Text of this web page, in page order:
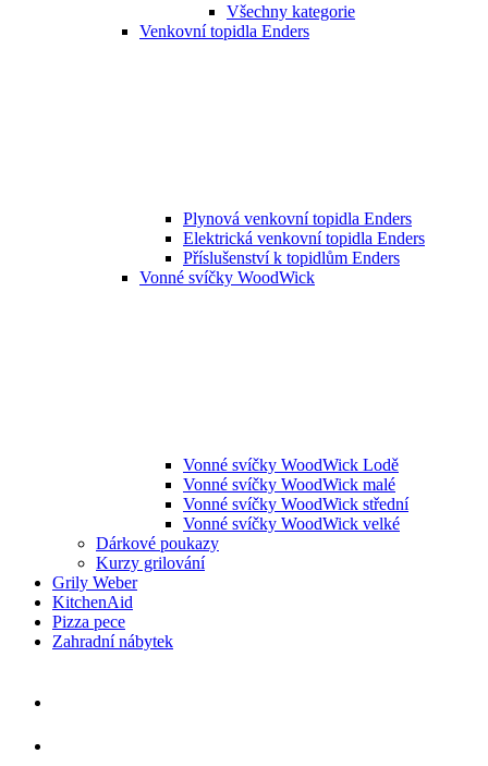
Všechny kategorie
Venkovní topidla Enders
Plynová venkovní topidla Enders
Elektrická venkovní topidla Enders
Příslušenství k topidlům Enders
Vonné svíčky WoodWick
Vonné svíčky WoodWick Lodě
Vonné svíčky WoodWick malé
Vonné svíčky WoodWick střední
Vonné svíčky WoodWick velké
Dárkové poukazy
Kurzy grilování
Grily Weber
KitchenAid
Pizza pece
Zahradní nábytek